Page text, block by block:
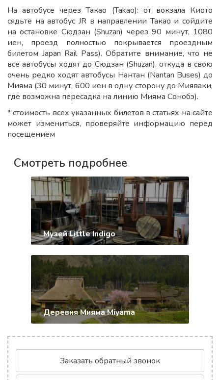
На автобусе через Такао (Takao): от вокзала Киото
сядьте на автобус JR в направлении Такао и сойдите
на остановке Сюдзан (Shuzan) через 90 минут, 1080
иен, проезд полностью покрывается проездным
билетом Japan Rail Pass). Обратите внимание, что не
все автобусы ходят до Сюдзан (Shuzan), откуда в свою
очень редко ходят автобусы Нантан (Nantan Buses) до
Мияма (30 минут, 600 иен в одну сторону до Мияваки,
где возможна пересадка на линию Мияма Сонобэ).
* стоимость всех указанных билетов в статьях на сайте
может измениться, проверяйте информацию перед
посещением
Смотреть подробнее
Музей Little Indigo
Деревня Мияма Miyama
Заказать обратный звонок